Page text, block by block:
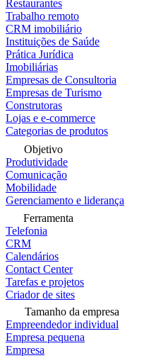
Restaurantes
Trabalho remoto
CRM imobiliário
Instituições de Saúde
Prática Jurídica
Imobiliárias
Empresas de Consultoria
Empresas de Turismo
Construtoras
Lojas e e-commerce
Categorias de produtos
Objetivo
Produtividade
Comunicação
Mobilidade
Gerenciamento e liderança
Ferramenta
Telefonia
CRM
Calendários
Contact Center
Tarefas e projetos
Criador de sites
Tamanho da empresa
Empreendedor individual
Empresa pequena
Empresa